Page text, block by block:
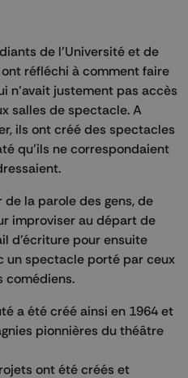
de l’Université et de
réfléchi à comment faire
n’avait justement pas accès
salles de spectacle. A
ils ont créé des spectacles
qu’ils ne correspondaient
la parole des gens, de
improviser au départ de
d’écriture pour ensuite
un spectacle porté par ceux
comédiens.
a été créé ainsi en 1964 et
pionnières du théâtre
ont été créés et